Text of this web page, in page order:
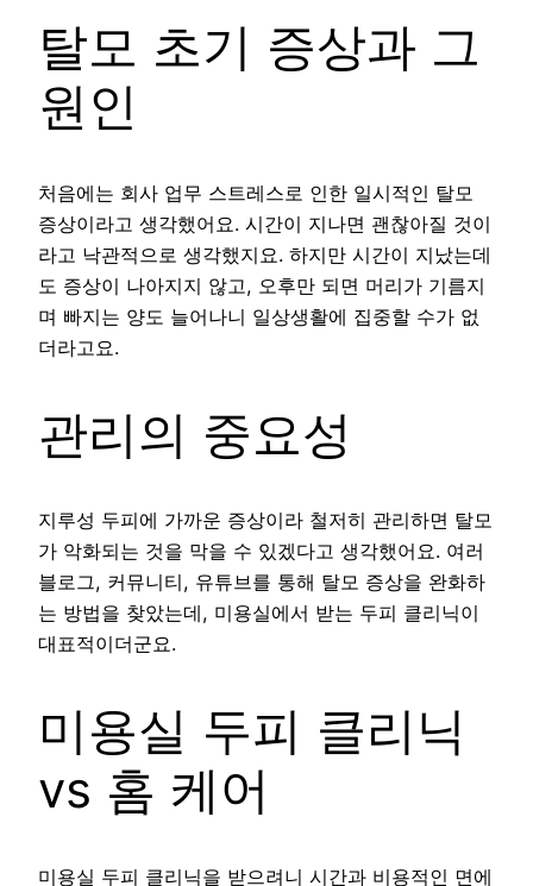
탈모 초기 증상과 그
원인
처음에는 회사 업무 스트레스로 인한 일시적인 탈모
증상이라고 생각했어요. 시간이 지나면 괜찮아질 것이
라고 낙관적으로 생각했지요. 하지만 시간이 지났는데
도 증상이 나아지지 않고, 오후만 되면 머리가 기름지
며 빠지는 양도 늘어나니 일상생활에 집중할 수가 없
더라고요.
관리의 중요성
지루성 두피에 가까운 증상이라 철저히 관리하면 탈모
가 악화되는 것을 막을 수 있겠다고 생각했어요. 여러
블로그, 커뮤니티, 유튜브를 통해 탈모 증상을 완화하
는 방법을 찾았는데, 미용실에서 받는 두피 클리닉이
대표적이더군요.
미용실 두피 클리닉
vs 홈 케어
미용실 두피 클리닉을 받으려니 시간과 비용적인 면에